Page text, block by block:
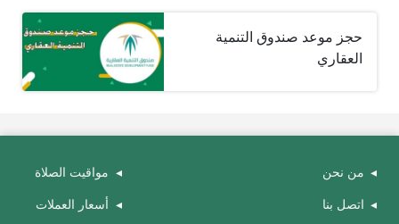
حجز موعد صندوق التنمية
العقاري
من نحن
اتصل بنا
مواقيت الصلاة
أسعار العملات